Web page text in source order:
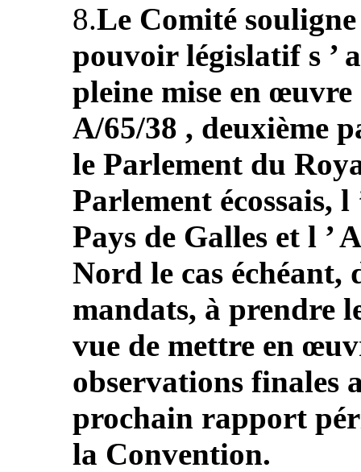
8.Le Comité
pouvoir législatif s ’
pleine mise en
A/65/38 , deuxième
le Parlement du
Parlement écossais,
Pays de Galles et l ’
Nord le cas échéant,
mandats, à prendre
vue de mettre en
observations finales
prochain rapport
la Convention.